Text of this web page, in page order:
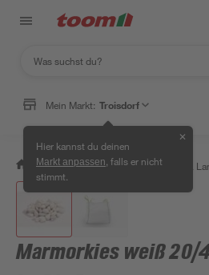
Mein Markt: Troisdorf
Hier kannst du deinen
Markt anpassen , falls er nicht
stimmt.
✕
/ Garten & Freizeit / Gartenbau &
Marmorkies weiß 20/